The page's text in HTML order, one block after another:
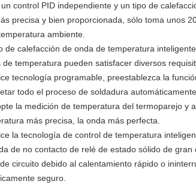
un control PID independiente y un tipo de
precisa y bien proporcionada, sólo toma unos
ambiente.
de calefacción de onda de temperatura
de temperatura pueden satisfacer diversos
tecnología programable, preestablezca la
todo el proceso de soldadura
la medición de temperatura del termoparejo y
más precisa, la onda más perfecta.
la tecnología de control de temperatura
de no contacto de relé de estado sólido de
circuito debido al calentamiento rápido o
seguro.